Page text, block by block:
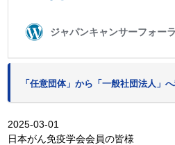
「任意団体」から「一般社団法人」
2025-03-01
日本がん免疫学会会員の皆様